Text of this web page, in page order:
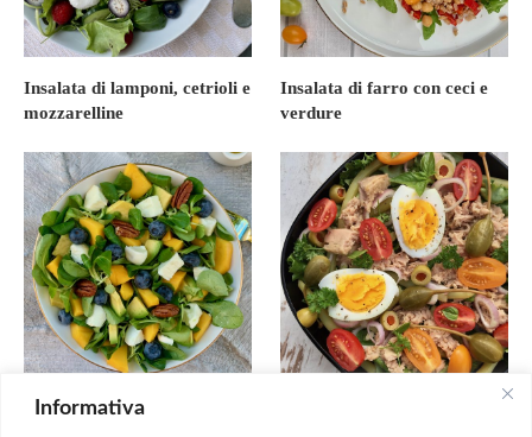
Informativa
Insalata di lamponi, cetrioli e
mozzarelline
Insalata di farro con ceci e
verdure
Insalata con mango,